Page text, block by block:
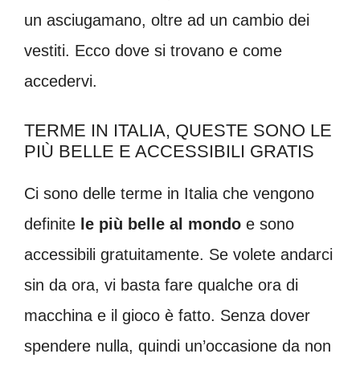
un asciugamano, oltre ad un cambio dei
vestiti. Ecco dove si trovano e come
accedervi.
TERME IN ITALIA, QUESTE SONO LE
PIÙ BELLE E ACCESSIBILI GRATIS
Ci sono delle terme in Italia che vengono
definite le più belle al mondo e sono
accessibili gratuitamente. Se volete andarci
sin da ora, vi basta fare qualche ora di
macchina e il gioco è fatto. Senza dover
spendere nulla, quindi un’occasione da non